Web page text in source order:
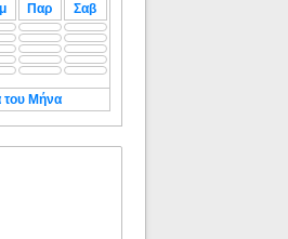
Παρ Σαβ
του Μήνα